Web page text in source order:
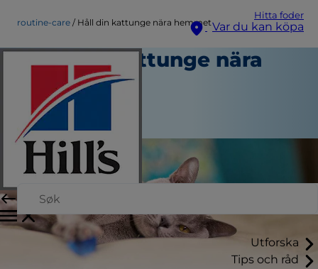
Hitta foder
Var du kan köpa
Utforska
Tips och råd
routine-care Håll din kattunge nära hemmet
Håll din kattunge nära
hemmet
Rutinvård
Skribent